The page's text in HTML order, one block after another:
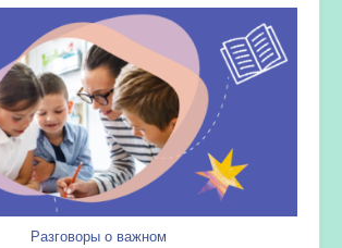
Разговоры о важном